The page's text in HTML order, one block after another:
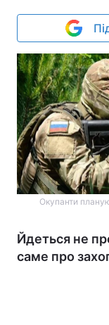
Окупанти
Йдеться не
саме про